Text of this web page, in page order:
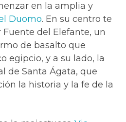
en la amplia y
Duomo. En su centro te
del Elefante, un
de basalto que
egipcio, y a su lado, la
de Santa Ágata, que
la historia y la fe de la